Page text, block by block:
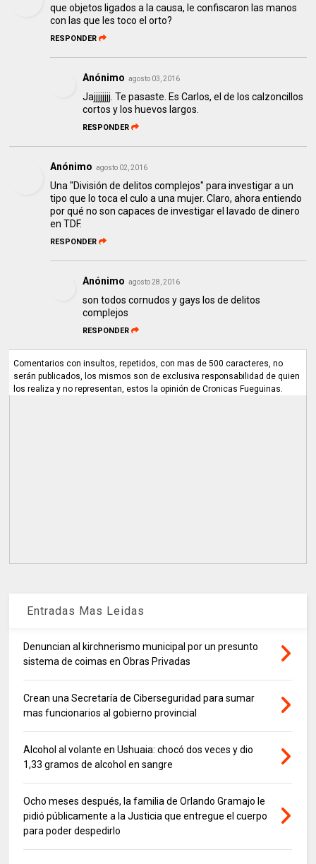
que objetos ligados a la causa, le confiscaron las manos
con las que les toco el orto?
RESPONDER
Anónimo agosto 03, 2016
Jajjjjjjjj. Te pasaste. Es Carlos, el de los calzoncillos
cortos y los huevos largos.
RESPONDER
Anónimo agosto 02, 2016
Una "División de delitos complejos" para investigar a un
tipo que lo toca el culo a una mujer. Claro, ahora entiendo
por qué no son capaces de investigar el lavado de dinero
en TDF.
RESPONDER
Anónimo agosto 28, 2016
son todos cornudos y gays los de delitos
complejos
RESPONDER
Comentarios con insultos, repetidos, con mas de 500 caracteres, no
serán publicados, los mismos son de exclusiva responsabilidad de quien
los realiza y no representan, estos la opinión de Cronicas Fueguinas.
Entradas Mas Leidas
Denuncian al kirchnerismo municipal por un presunto
sistema de coimas en Obras Privadas
Crean una Secretaría de Ciberseguridad para sumar
mas funcionarios al gobierno provincial
Alcohol al volante en Ushuaia: chocó dos veces y dio
1,33 gramos de alcohol en sangre
Ocho meses después, la familia de Orlando Gramajo le
pidió públicamente a la Justicia que entregue el cuerpo
para poder despedirlo